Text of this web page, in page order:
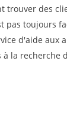
trouver des
pas toujours
d'aide aux
la recherche